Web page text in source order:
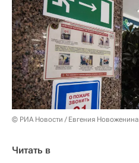
© РИА Новости / Евгения Новоженина
Читать в